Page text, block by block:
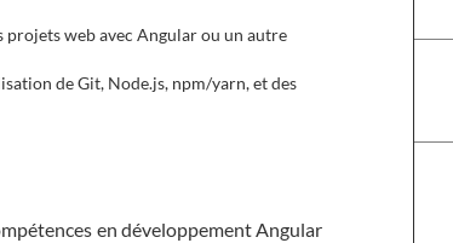
web avec Angular ou un autre
de Git, Node.js, npm/yarn, et des
en développement Angular